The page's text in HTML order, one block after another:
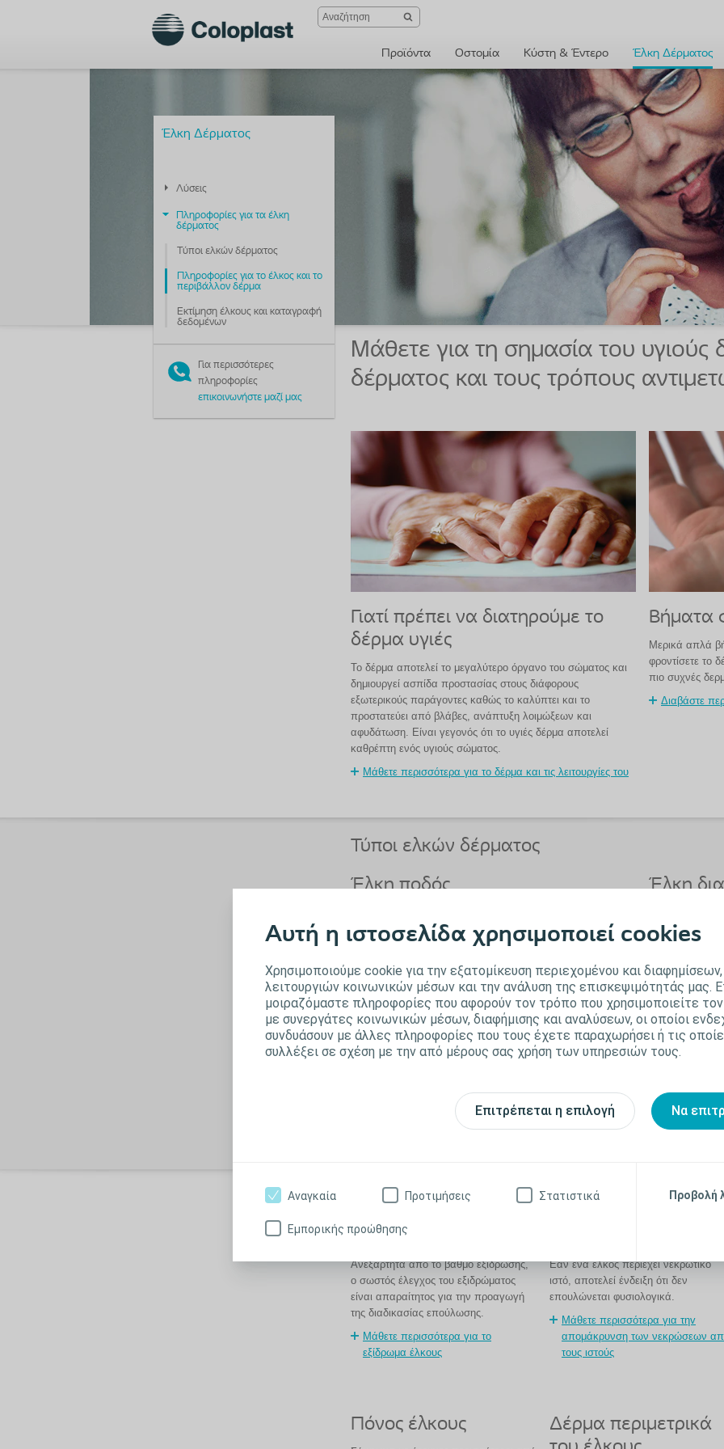
Αυτή η ιστοσελίδα χρησιμοποιεί cookies
Χρησιμοποιούμε cookie για την εξατομίκευση περιεχομένου και
λειτουργιών κοινωνικών μέσων και την ανάλυση της επισκεψιμότητάς μας.
μοιραζόμαστε πληροφορίες που αφορούν τον τρόπο που χρησιμοποιείτε
με συνεργάτες κοινωνικών μέσων, διαφήμισης και αναλύσεων, οι οποίοι
συνδυάσουν με άλλες πληροφορίες που τους έχετε παραχωρήσει ή τις
συλλέξει σε σχέση με την από μέρους σας χρήση των υπηρεσιών τους.
Επιτρέπεται η επιλογή Να
Αναγκαία Προτιμήσεις Στατιστικά
Εμπορικής προώθησης
Προβολή
Προϊόντα Οστομία Κύστη & Έντερο Έλκη Δέρματος
Έλκη Δέρματος
Λύσεις
Πληροφορίες για τα έλκη
δέρματος
Τύποι ελκών δέρματος
Πληροφορίες για το έλκος και το
περιβάλλον δέρμα
Εκτίμηση έλκους και καταγραφή
δεδομένων
Για περισσότερες
πληροφορίες
επικοινωνήστε μαζί μας
Μάθετε για τη σημασία του υγιούς
δέρματος και τους τρόπους
Γιατί πρέπει να διατηρούμε το
δέρμα υγιές
Το δέρμα αποτελεί το μεγαλύτερο όργανο του σώματος και
δημιουργεί ασπίδα προστασίας στους διάφορους
εξωτερικούς παράγοντες καθώς το καλύπτει και το
προστατεύει από βλάβες, ανάπτυξη λοιμώξεων και
αφυδάτωση. Είναι γεγονός ότι το υγιές δέρμα αποτελεί
καθρέπτη ενός υγιούς σώματος.
Μάθετε περισσότερα για το δέρμα και τις λειτουργίες του
Βήματα
Μερικά απλά
φροντίσετε το
πιο συχνές
Διαβάστε
Τύποι ελκών δέρματος
Έλκη ποδός
Μάθετε περισσότερα για τα έλκη ποδός και τις επιλογές
Έλκη
Η εμφάνιση
τον κίνδυνο
Μάθετε για
τους
Έλκη πίεσης (κατακλίσεις)
Τα έλκη πίεσης (κατακλίσεις) απαιτούν έγκαιρη και
Μάθετε περισσότερα για την αξιολόγηση και τη θεραπεία
Οξέα
Τα τραύματα
σταματήσει η
Μάθετε
και την
Πληροφορίες για το έλκος και το
Εξίδρωμα έλκους
Ανεξάρτητα από το βαθμό εξίδρωσης,
ο σωστός έλεγχος του εξιδρώματος
είναι απαραίτητος για την προαγωγή
της διαδικασίας επούλωσης.
Μάθετε περισσότερα για το
εξίδρωμα έλκους
Εάν ένα έλκος περιέχει νεκρωτικό
ιστό, αποτελεί ένδειξη ότι δεν
επουλώνεται φυσιολογικά.
Μάθετε περισσότερα για τηv
απομάκρυνση των νεκρώσεων
τους ιστούς
Πόνος έλκους
Δέρμα περιμετρικά